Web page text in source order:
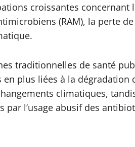
croissantes concernant
(RAM), la perte
traditionnelles de santé
plus liées à la dégradation
climatiques,
l’usage abusif des